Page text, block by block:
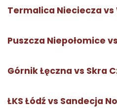
Termalica Nieciecza vs
Puszcza Niepołomice
Górnik Łęczna vs Skra
ŁKS Łódź vs Sandecja